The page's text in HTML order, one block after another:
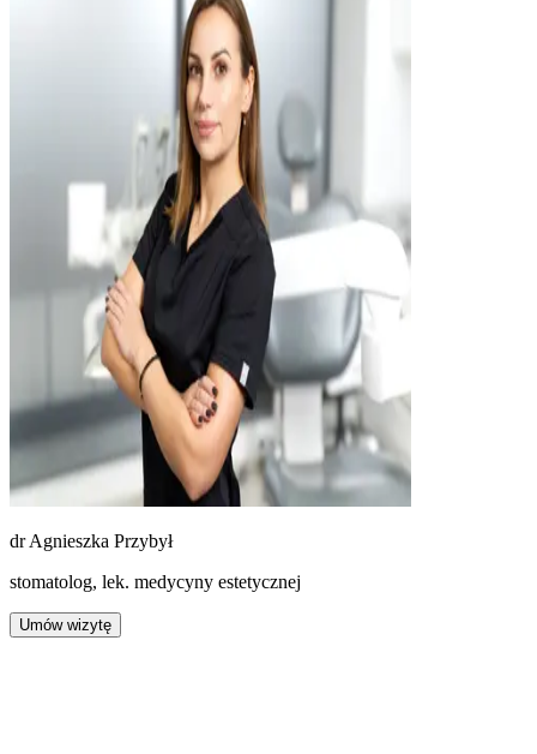
drAgnieszka Przybył
stomatolog, lek. medycyny estetycznej
Umów wizytę